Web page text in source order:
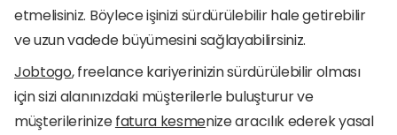
etmelisiniz. Böylece işinizi sürdürülebilir hale getirebilir
ve uzun vadede büyümesini sağlayabilirsiniz.
Jobtogo, freelance kariyerinizin sürdürülebilir olması
için sizi alanınızdaki müşterilerle buluşturur ve
müşterilerinize fatura kesmenize aracılık ederek yasal